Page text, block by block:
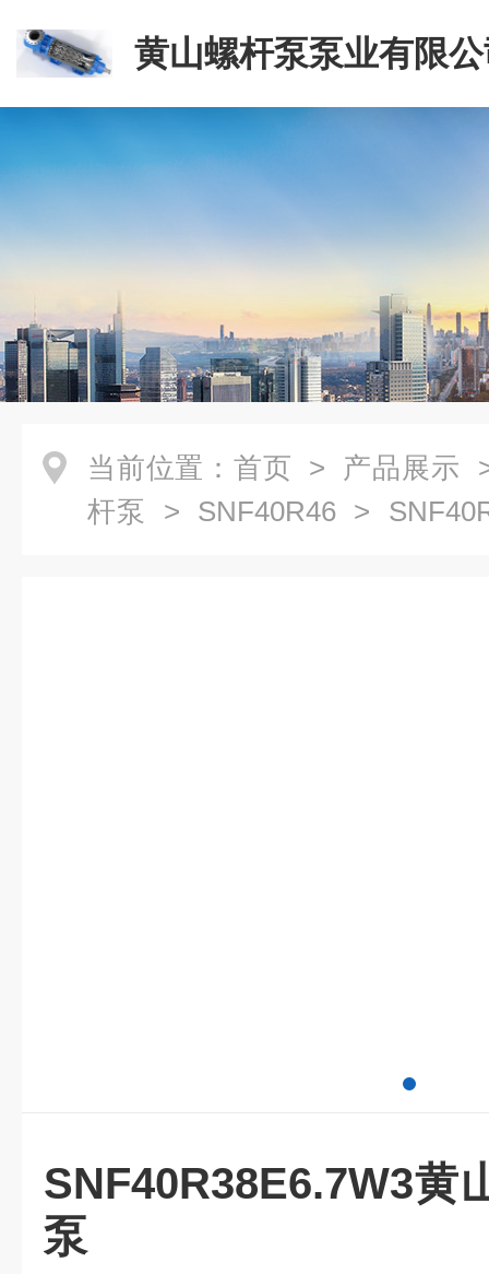
黄山螺杆泵泵业有限
当前位置： 首页 > 产品展示
杆泵 > SNF40R46 >
SNF40R38E6.7W3黄
泵